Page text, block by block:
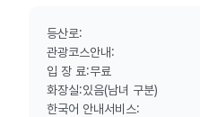
등산로:
관광코스안내:
입 장 료:무료
화장실:있음(남녀 구분)
한국어 안내서비스: